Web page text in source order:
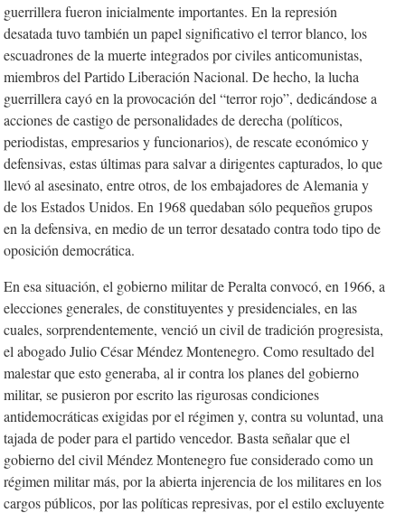
guerrillera fueron inicialmente importantes. En la represión
desatada tuvo también un papel significativo el terror blanco, los
escuadrones de la muerte integrados por civiles anticomunistas,
miembros del Partido Liberación Nacional. De hecho, la lucha
guerrillera cayó en la provocación del “terror rojo”, dedicándose a
acciones de castigo de personalidades de derecha (políticos,
periodistas, empresarios y funcionarios), de rescate económico y
defensivas, estas últimas para salvar a dirigentes capturados, lo que
llevó al asesinato, entre otros, de los embajadores de Alemania y
de los Estados Unidos. En 1968 quedaban sólo pequeños grupos
en la defensiva, en medio de un terror desatado contra todo tipo de
oposición democrática.
En esa situación, el gobierno militar de Peralta convocó, en 1966, a
elecciones generales, de constituyentes y presidenciales, en las
cuales, sorprendentemente, venció un civil de tradición progresista,
el abogado Julio César Méndez Montenegro. Como resultado del
malestar que esto generaba, al ir contra los planes del gobierno
militar, se pusieron por escrito las rigurosas condiciones
antidemocráticas exigidas por el régimen y, contra su voluntad, una
tajada de poder para el partido vencedor. Basta señalar que el
gobierno del civil Méndez Montenegro fue considerado como un
régimen militar más, por la abierta injerencia de los militares en los
cargos públicos, por las políticas represivas, por el estilo excluyente